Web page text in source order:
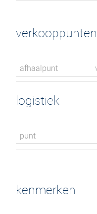
verkooppunten
afhaalpunt
logistiek
punt
kenmerken